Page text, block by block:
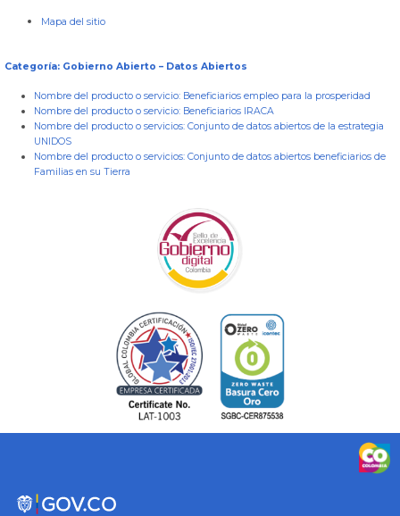
Mapa del sitio
Categoría: Gobierno Abierto – Datos Abiertos
Nombre del producto o servicio: Beneficiarios empleo para la prosperidad
Nombre del producto o servicio: Beneficiarios IRACA
Nombre del producto o servicios: Conjunto de datos abiertos de la estrategia
UNIDOS
Nombre del producto o servicios: Conjunto de datos abiertos beneficiarios de
Familias en su Tierra